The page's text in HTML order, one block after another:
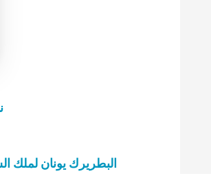
البطريرك يونان لملك